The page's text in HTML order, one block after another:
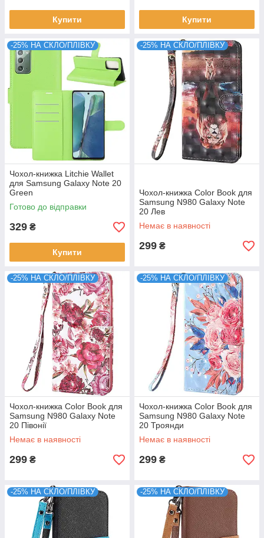
Купити Купити
-25% НА СКЛО/ПЛІВКУ
Чохол-книжка Litchie Wallet
для Samsung Galaxy Note 20
Green
Готово до відправки
329 ₴
Купити
-25% НА СКЛО/ПЛІВКУ
Чохол-книжка Color Book для
Samsung N980 Galaxy Note
20 Лев
Немає в наявності
299 ₴
-25% НА СКЛО/ПЛІВКУ
Чохол-книжка Color Book для
Samsung N980 Galaxy Note
20 Півонії
Немає в наявності
299 ₴
-25% НА СКЛО/ПЛІВКУ
Чохол-книжка Color Book для
Samsung N980 Galaxy Note
20 Троянди
Немає в наявності
299 ₴
-25% НА СКЛО/ПЛІВКУ -25% НА СКЛО/ПЛІВКУ